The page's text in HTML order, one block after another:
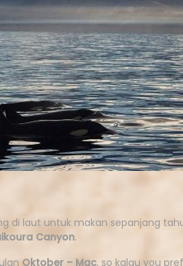
di laut untuk makan sepanjang
Canyon.
Oktober – Mac, so kalau you